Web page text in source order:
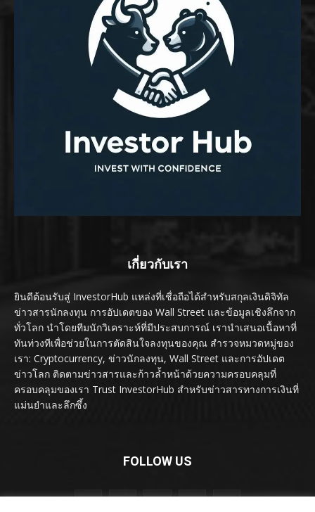
เกี่ยวกับเรา
ยินดีต้อนรับสู่ InvestorHub แหล่งที่เชื่อถือได้สำหรับสกุลเงินดิจิทัล
ข่าวสารนักลงทุน การอัปเดตของ Wall Street และข้อมูลเชิงลึกจาก
ทั่วโลก นำโดยทีมนักวิเคราะห์ที่มีประสบการณ์ เรานำเสนอเนื้อหาที่
ทันท่วงทีเพื่อช่วยในการตัดสินใจลงทุนของคุณ สำรวจหมวดหมู่ของ
เรา: Cryptocurrency, ข่าวนักลงทุน, Wall Street และการอัปเดต
ข่าวโลก ติดตามข่าวสารและก้าวล้ำหน้าด้วยความครอบคลุมที่
ครอบคลุมของเรา Trust InvestorHub สำหรับข่าวสารทางการเงินที่
แม่นยำและลึกซึ้ง
FOLLOW US